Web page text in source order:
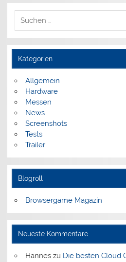
Kategorien
Allgemein
Hardware
Messen
News
Screenshots
Tests
Trailer
Blogroll
Browsergame Magazin
Neueste Kommentare
Hanneszu Die besten Cloud